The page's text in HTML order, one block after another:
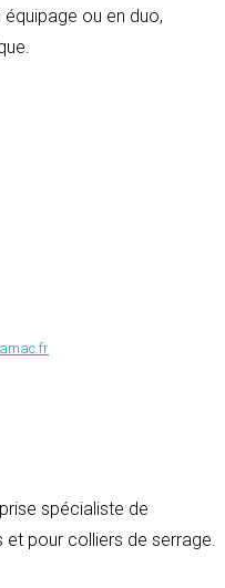
ou en duo,
spécialiste de
et pour colliers de serrage.